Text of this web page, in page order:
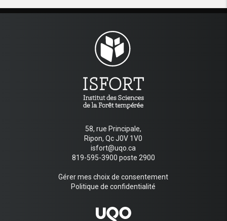
58, rue Principale,
Ripon, Qc J0V 1V0
isfort@uqo.ca
819-595-3900 poste 2900
Gérer mes choix de consentement
Politique de confidentialité